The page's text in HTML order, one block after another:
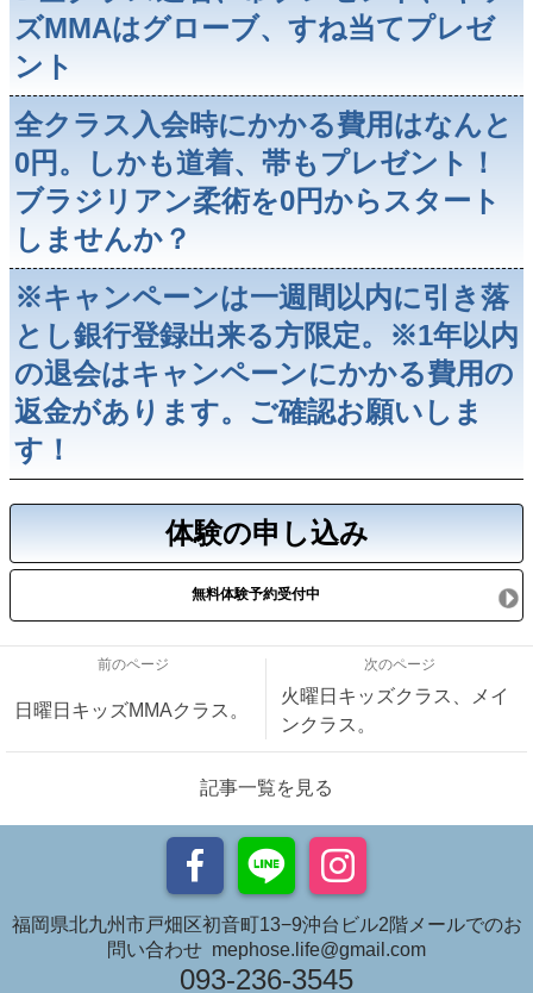
ズMMAはグローブ、すね当てプレゼ
ント
全クラス入会時にかかる費用はなんと
0円。しかも道着、帯もプレゼント！
ブラジリアン柔術を0円からスタート
しませんか？
※キャンペーンは一週間以内に引き落
とし銀行登録出来る方限定。※1年以内
の退会はキャンペーンにかかる費用の
返金があります。ご確認お願いしま
す！
体験の申し込み
無料体験予約受付中
前のページ
日曜日キッズMMAクラス。
次のページ
火曜日キッズクラス、メイ
ンクラス。
記事一覧を見る
福岡県北九州市戸畑区初音町13−9沖台ビル2階メールでのお
問い合わせ mephose.life@gmail.com
093-236-3545